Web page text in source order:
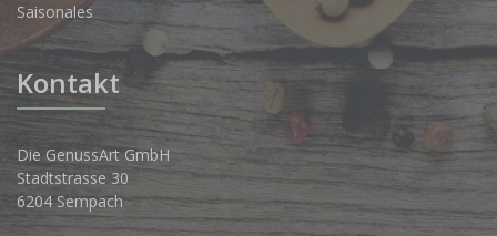
Saisonales
Kontakt
Die GenussArt GmbH
Stadtstrasse 30
6204 Sempach